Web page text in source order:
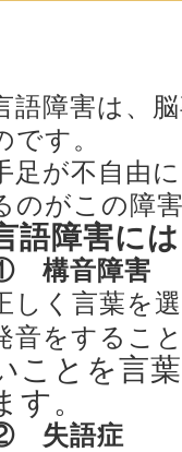
語障害は、
です。
足が不自由
のがこの障
語障害に
構音障害
しく言葉を
音をするこ
ことを言
す。
失語症